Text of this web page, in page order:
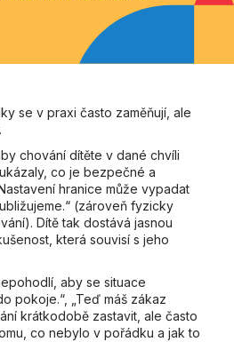
se v praxi často zaměňují, ale
chování dítěte v dané chvíli
co je bezpečné a
hranice může vypadat
(zároveň fyzicky
Dítě tak dostává jasnou
která souvisí s jeho
aby se situace
pokoje.“, „Teď máš zákaz
krátkodobě zastavit, ale často
co nebylo v pořádku a jak to